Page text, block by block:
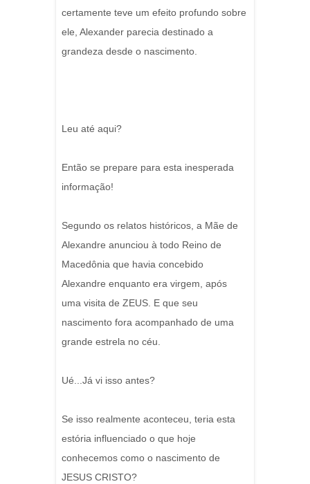
certamente teve um efeito profundo sobre
ele, Alexander parecia destinado a
grandeza desde o nascimento.
Leu até aqui?
Então se prepare para esta inesperada
informação!
Segundo os relatos históricos, a Mãe de
Alexandre anunciou à todo Reino de
Macedônia que havia concebido
Alexandre enquanto era virgem, após
uma visita de ZEUS. E que seu
nascimento fora acompanhado de uma
grande estrela no céu.
Ué...Já vi isso antes?
Se isso realmente aconteceu, teria esta
estória influenciado o que hoje
conhecemos como o nascimento de
JESUS CRISTO?